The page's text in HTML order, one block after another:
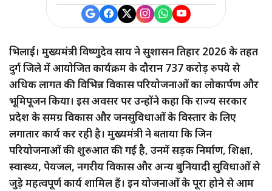
भिलाई। मुख्यमंत्री विष्णुदेव साय ने सुशासन तिहार 2026 के तहत
दुर्ग जिले में आयोजित कार्यक्रम के दौरान 737 करोड़ रुपये से
अधिक लागत की विभिन्न विकास परियोजनाओं का लोकार्पण और
भूमिपूजन किया। इस अवसर पर उन्होंने कहा कि राज्य सरकार
प्रदेश के समग्र विकास और जनसुविधाओं के विस्तार के लिए
लगातार कार्य कर रही है। मुख्यमंत्री ने बताया कि जिन
परियोजनाओं की शुरुआत की गई है, उनमें सड़क निर्माण, शिक्षा,
स्वास्थ्य, पेयजल, नगरीय विकास और अन्य बुनियादी सुविधाओं से
जुड़े महत्वपूर्ण कार्य शामिल हैं। इन योजनाओं के पूरा होने से आम